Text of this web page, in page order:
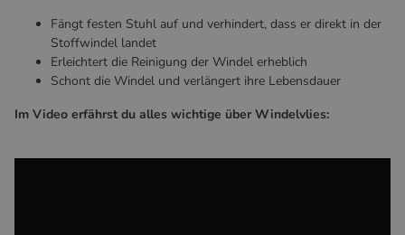
Fängt festen Stuhl auf und verhindert, dass er direkt in der
Stoffwindel landet
Erleichtert die Reinigung der Windel erheblich
Schont die Windel und verlängert ihre Lebensdauer
Im Video erfährst du alles wichtige über Windelvlies: